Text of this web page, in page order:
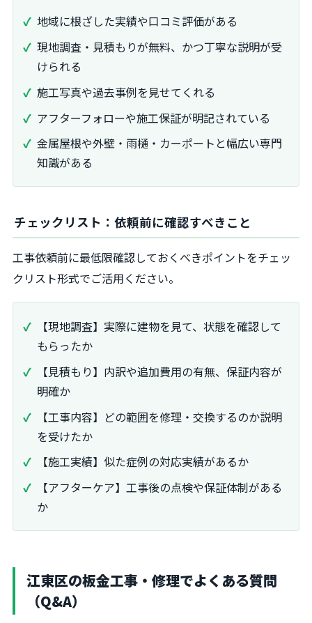
地域に根ざした実績や口コミ評価がある
現地調査・見積もりが無料、かつ丁寧な説明が受
けられる
施工写真や過去事例を見せてくれる
アフターフォローや施工保証が明記されている
金属屋根や外壁・雨樋・カーポートと幅広い専門
知識がある
チェックリスト：依頼前に確認すべきこと
工事依頼前に最低限確認しておくべきポイントをチェッ
クリスト形式でご活用ください。
【現地調査】実際に建物を見て、状態を確認して
もらったか
【見積もり】内訳や追加費用の有無、保証内容が
明確か
【工事内容】どの範囲を修理・交換するのか説明
を受けたか
【施工実績】似た症例の対応実績があるか
【アフターケア】工事後の点検や保証体制がある
か
江東区の板金工事・修理でよくある質問
（Q&A）